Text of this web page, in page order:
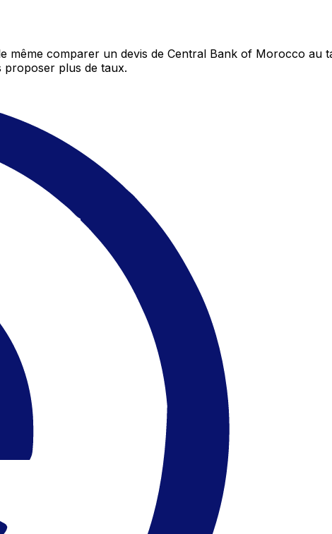
même comparer un devis de Central Bank of Morocco au
proposer plus de taux.